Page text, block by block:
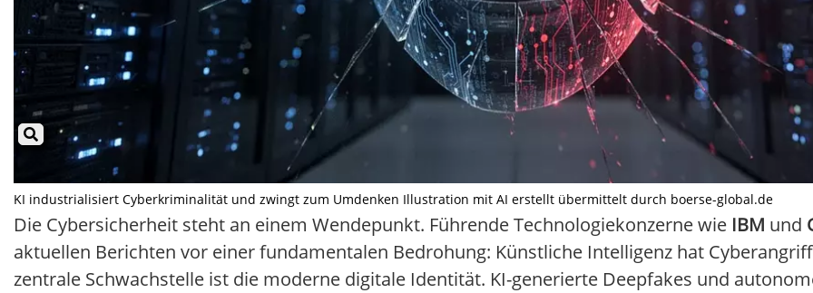
KI industrialisiert Cyberkriminalität und zwingt zum Umdenken Illustration mit AI erstellt übermittelt durch boerse-global.de
Die Cybersicherheit steht an einem Wendepunkt. Führende Technologiekonzerne wie IBM und
aktuellen Berichten vor einer fundamentalen Bedrohung: Künstliche Intelligenz hat
zentrale Schwachstelle ist die moderne digitale Identität. KI-generierte Deepfakes und